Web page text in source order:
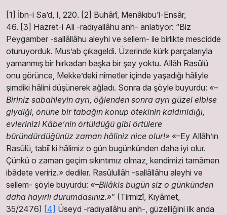
[1] İbn-i Sa’d, I, 220. [2] Buhârî, Menâkıbu’l-Ensâr,
46. [3] Hazret-i Ali -radıyallâhu anh- anlatıyor: “Biz
Peygamber -sallâllâhu aleyhi ve sellem- ile birlikte mescidde
oturuyorduk. Mus’ab çıkageldi. Üzerinde kürk parçalarıyla
yamanmış bir hırkadan başka bir şey yoktu. Allâh Rasûlü
onu görünce, Mekke’deki nîmetler içinde yaşadığı hâliyle
şimdiki hâlini düşünerek ağladı. Sonra da şöyle buyurdu: «–
Biriniz sabahleyin ayrı, öğlenden sonra ayrı güzel elbise
giydiği, önüne bir tabağın konup ötekinin kaldırıldığı,
evlerinizi Kâbe’nin örtüldüğü gibi örtülere
büründürdüğünüz zaman hâliniz nice olur!» «–Ey Allâh’ın
Rasûlü, tabiî ki hâlimiz o gün bugünkünden daha iyi olur.
Çünkü o zaman geçim sıkıntımız olmaz, kendimizi tamâmen
ibâdete veririz.» dediler. Rasûlullâh -sallâllâhu aleyhi ve
sellem- şöyle buyurdu: «–Bilâkis bugün siz o günkünden
daha hayırlı durumdasınız.»” (Tirmizî, Kıyâmet,
35/2476) [4] Üseyd -ra­dı­yal­lâ­hu anh-, güzelliğini ilk anda